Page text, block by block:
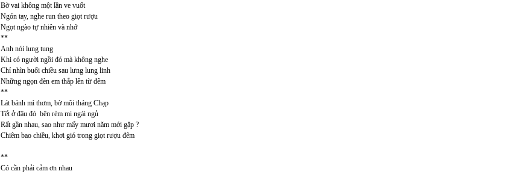
Bờ vai không một lần ve vuốt
Ngón tay, nghe run theo giọt rượu
Ngọt ngào tự nhiên và nhớ
**
Anh nói lung tung
Khi có người ngồi đó mà không nghe
Chỉ nhìn buổi chiều sau lưng lung linh
Những ngọn đèn em thắp lên từ đêm
**
Lát bánh mì thơm, bờ môi tháng Chạp
Tết ở đâu đó bên rèm mi ngái ngủ
Rất gần nhau, sao như mấy mươi năm mới gặp ?
Chiêm bao chiều, khơi gió trong giọt rượu đêm
**
Có cần phải cảm ơn nhau